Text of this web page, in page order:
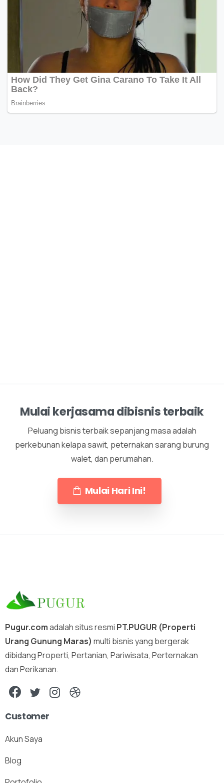
Mulai kerjasama dibisnis terbaik
Peluang bisnis terbaik sepanjang masa adalah
perkebunan kelapa sawit, peternakan sarang burung
walet, dan perumahan.
Mulai Hari Ini!
Pugur.comadalah situs resmi PT.PUGUR (Properti
Urang Gunung Maras) multi bisnis yang bergerak
dibidang Properti, Pertanian, Pariwisata, Perternakan
dan Perikanan.
Customer
Akun Saya
Blog